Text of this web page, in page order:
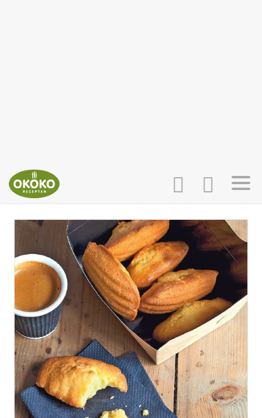
INLOGGEN
AANMELDEN
HOME
RECEPTEN
WEEKMENU'S
KOOKBOEKEN